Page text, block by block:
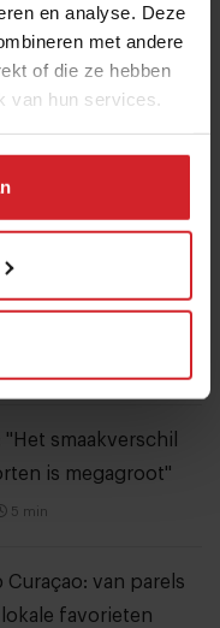
en analyse. Deze
met andere
of die ze hebben
van hun services.
Verzend
meer dan
min
meer dan
smaakverschil
is megagroot"
5 min
van parels
favorieten